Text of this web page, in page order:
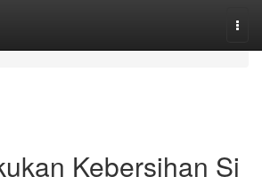
Kebersihan Si